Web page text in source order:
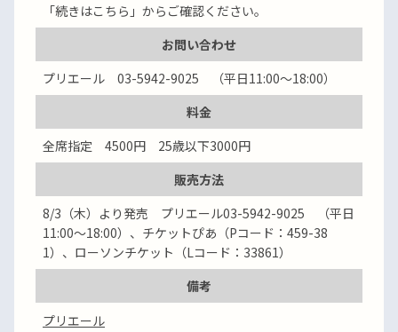
「続きはこちら」からご確認ください。
お問い合わせ
プリエール 03-5942-9025 （平日11:00～18:00）
料金
全席指定 4500円 25歳以下3000円
販売方法
8/3（木）より発売 プリエール03-5942-9025 （平日
11:00～18:00）、チケットぴあ（Pコード：459-38
1）、ローソンチケット（Lコード：33861）
備考
プリエール